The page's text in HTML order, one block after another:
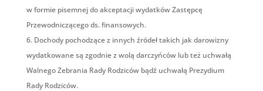
w formie pisemnej do akceptacji wydatków Zastępcę
Przewodniczącego ds. finansowych.
Dochody pochodzące z innych źródeł takich jak darowizny
wydatkowane są zgodnie z wolą darczyńców lub też uchwałą
Walnego Zebrania Rady Rodziców bądź uchwałą Prezydium
Rady Rodziców.